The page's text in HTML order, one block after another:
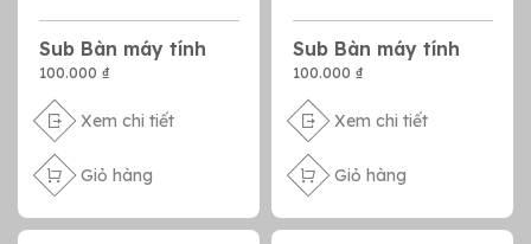
Sub Bàn máy tính
100.000 ₫
Xem chi tiết
Giỏ hàng
Sub Bàn máy tính
100.000 ₫
Xem chi tiết
Giỏ hàng